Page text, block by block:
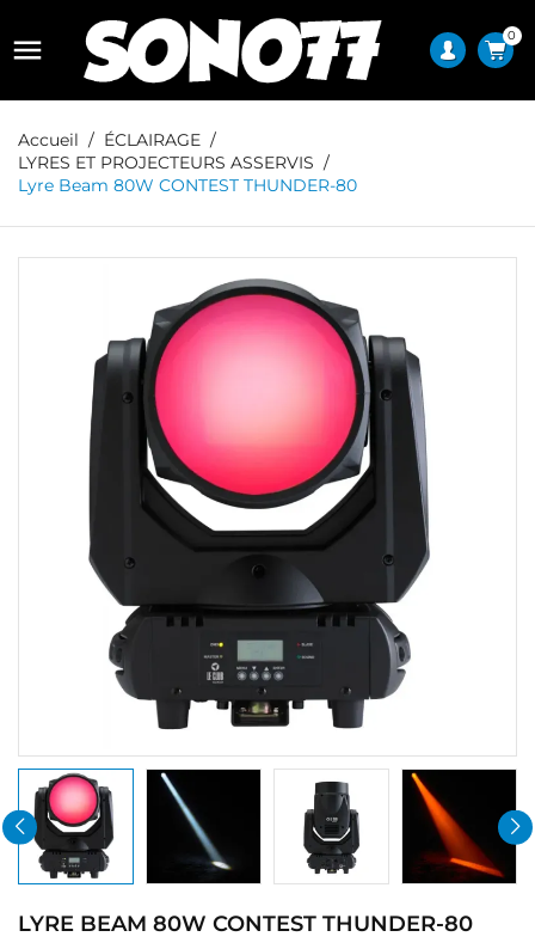
 0
Accueil
ÉCLAIRAGE
LYRES ET PROJECTEURS ASSERVIS
Lyre Beam 80W CONTEST THUNDER-80
LYRE BEAM 80W CONTEST THUNDER-80